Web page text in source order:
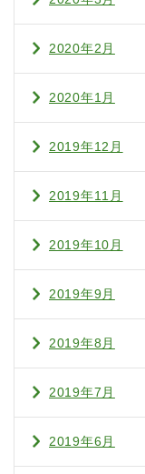
2020年2月
2020年1月
2019年12月
2019年11月
2019年10月
2019年9月
2019年8月
2019年7月
2019年6月